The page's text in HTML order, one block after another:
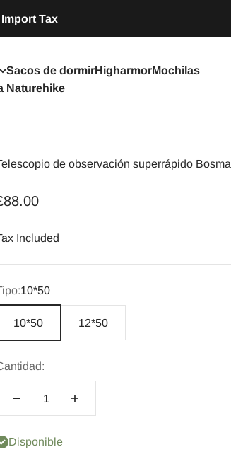
Tax
Sacos de dormirHigharmorMochilas
Naturehike
de observación superrápido Bosma
de oferta
Included
10*50
10*50 12*50
Disponible